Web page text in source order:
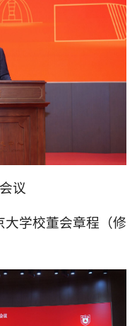
议
学校董会章程（修